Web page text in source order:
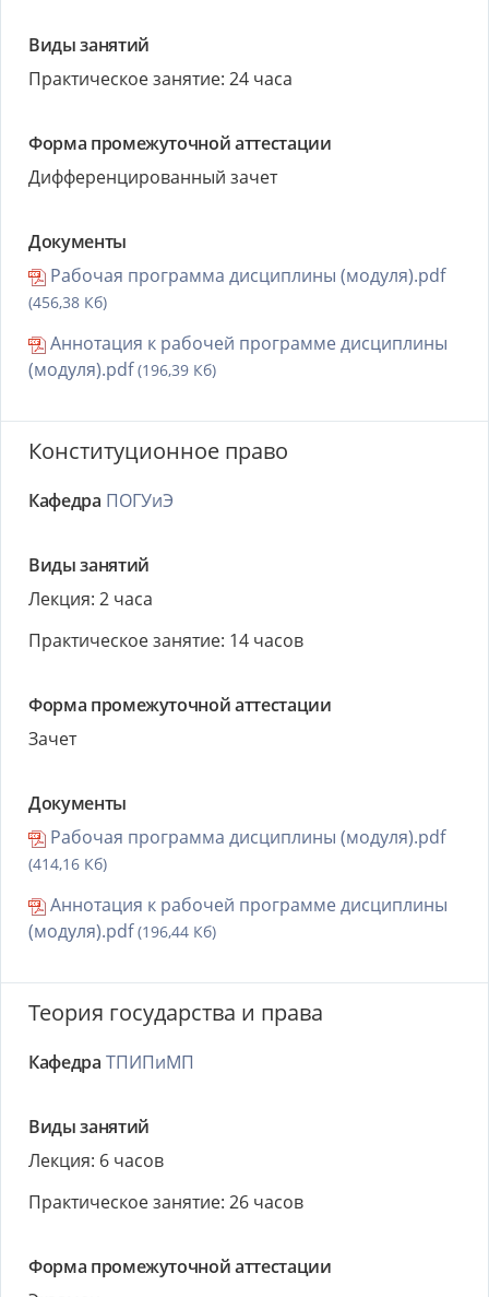
Виды занятий
Практическое занятие: 24 часа
Форма промежуточной аттестации
Дифференцированный зачет
Документы
Рабочая программа дисциплины (модуля).pdf
(456,38 Кб)
Аннотация к рабочей программе дисциплины
(модуля).pdf(196,39 Кб)
Конституционное право
Кафедра ПОГУиЭ
Виды занятий
Лекция: 2 часа
Практическое занятие: 14 часов
Форма промежуточной аттестации
Зачет
Документы
Рабочая программа дисциплины (модуля).pdf
(414,16 Кб)
Аннотация к рабочей программе дисциплины
(модуля).pdf(196,44 Кб)
Теория государства и права
Кафедра ТПИПиМП
Виды занятий
Лекция: 6 часов
Практическое занятие: 26 часов
Форма промежуточной аттестации